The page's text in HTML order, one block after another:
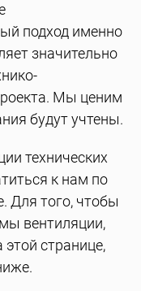
подход именно
значительно
Мы ценим
будут учтены.
технических
к нам по
Для того, чтобы
вентиляции,
этой странице,